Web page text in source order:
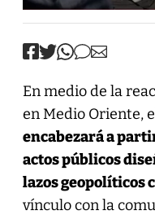
En medio de la
en Medio Oriente,
encabezará a
actos públicos
lazos geopolíticos
vínculo con la